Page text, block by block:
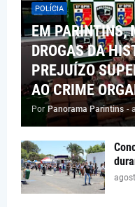
POLÍCIA
EM PARINTINS,
DROGAS DA
PREJUÍZO
AO CRIME
Por Panorama Parintins -